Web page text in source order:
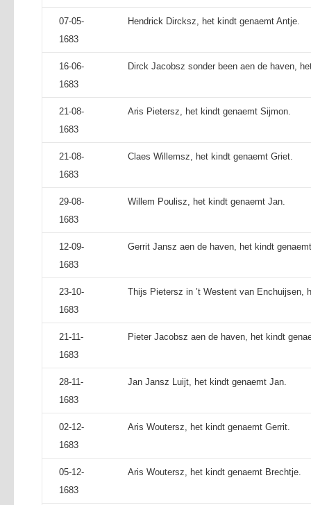
07-05-
1683
Hendrick Dircksz, het kindt genaemt Antje.
16-06-
1683
Dirck Jacobsz sonder been aen de haven,
21-08-
1683
Aris Pietersz, het kindt genaemt Sijmon.
21-08-
1683
Claes Willemsz, het kindt genaemt Griet.
29-08-
1683
Willem Poulisz, het kindt genaemt Jan.
12-09-
1683
Gerrit Jansz aen de haven, het kindt
23-10-
1683
Thijs Pietersz in ’t Westent van Enchuijsen,
21-11-
1683
Pieter Jacobsz aen de haven, het kindt
28-11-
1683
Jan Jansz Luijt, het kindt genaemt Jan.
02-12-
1683
Aris Woutersz, het kindt genaemt Gerrit.
05-12-
1683
Aris Woutersz, het kindt genaemt Brechtje.